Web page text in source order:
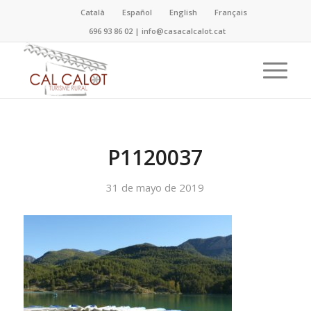
Català Español English
Français
696 93 86 02 |info@casacalcalot.cat
P1120037
31 de mayo de 2019